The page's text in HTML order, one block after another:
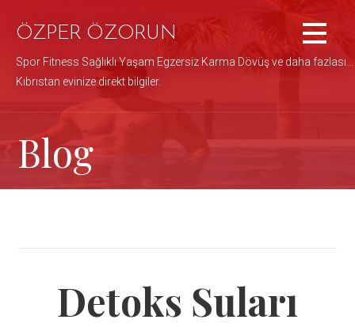
atlaÖZPER ÖZORUN
Spor Fitness Sağlıklı Yaşam Egzersiz Karma Dövüş ve daha fazlası...
Kıbrıstan evinize direkt bilgiler.
Blog
Detoks Suları